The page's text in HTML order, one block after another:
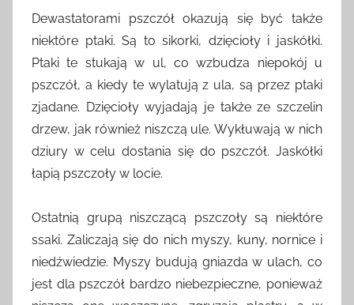
Dewastatorami pszczół okazują się być także
niektóre ptaki. Są to sikorki, dzięcioły i jaskółki.
Ptaki te stukają w ul, co wzbudza niepokój u
pszczół, a kiedy te wylatują z ula, są przez ptaki
zjadane. Dzięcioły wyjadają je także ze szczelin
drzew, jak również niszczą ule. Wykłuwają w nich
dziury w celu dostania się do pszczół. Jaskółki
łapią pszczoły w locie.
Ostatnią grupą niszczącą pszczoły są niektóre
ssaki. Zaliczają się do nich myszy, kuny, nornice i
niedźwiedzie. Myszy budują gniazda w ulach, co
jest dla pszczół bardzo niebezpieczne, ponieważ